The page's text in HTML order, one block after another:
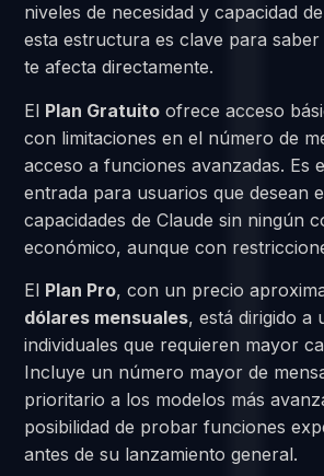
niveles de necesidad y capacidad
esta estructura es clave para saber
te afecta directamente.
El Plan Gratuito ofrece acceso
con limitaciones en el número de
acceso a funciones avanzadas. Es
entrada para usuarios que desean
capacidades de Claude sin ningún
económico, aunque con
El Plan Pro, con un precio
dólares mensuales, está dirigido a
individuales que requieren mayor
Incluye un número mayor de
prioritario a los modelos más
posibilidad de probar funciones
antes de su lanzamiento general.